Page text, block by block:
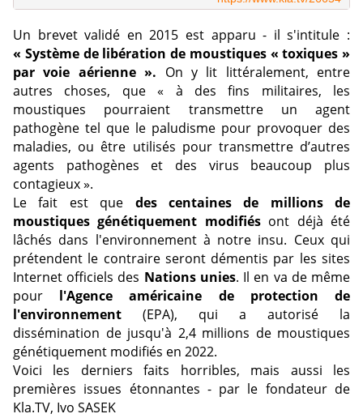
Un brevet validé en 2015 est apparu - il s'intitule :
« Système de libération de moustiques « toxiques »
par voie aérienne ». On y lit littéralement, entre
autres choses, que « à des fins militaires, les
moustiques pourraient transmettre un agent
pathogène tel que le paludisme pour provoquer des
maladies, ou être utilisés pour transmettre d’autres
agents pathogènes et des virus beaucoup plus
contagieux ».
Le fait est que des centaines de millions de
moustiques génétiquement modifiés ont déjà été
lâchés dans l'environnement à notre insu. Ceux qui
prétendent le contraire seront démentis par les sites
Internet officiels des Nations unies. Il en va de même
pour l'Agence américaine de protection de
l'environnement (EPA), qui a autorisé la
dissémination de jusqu'à 2,4 millions de moustiques
génétiquement modifiés en 2022.
Voici les derniers faits horribles, mais aussi les
premières issues étonnantes - par le fondateur de
Kla.TV, Ivo SASEK